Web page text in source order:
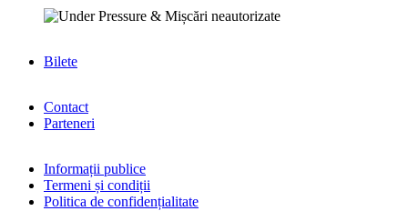
Bilete
Contact
Parteneri
Informații publice
Termeni și condiții
Politica de confidențialitate